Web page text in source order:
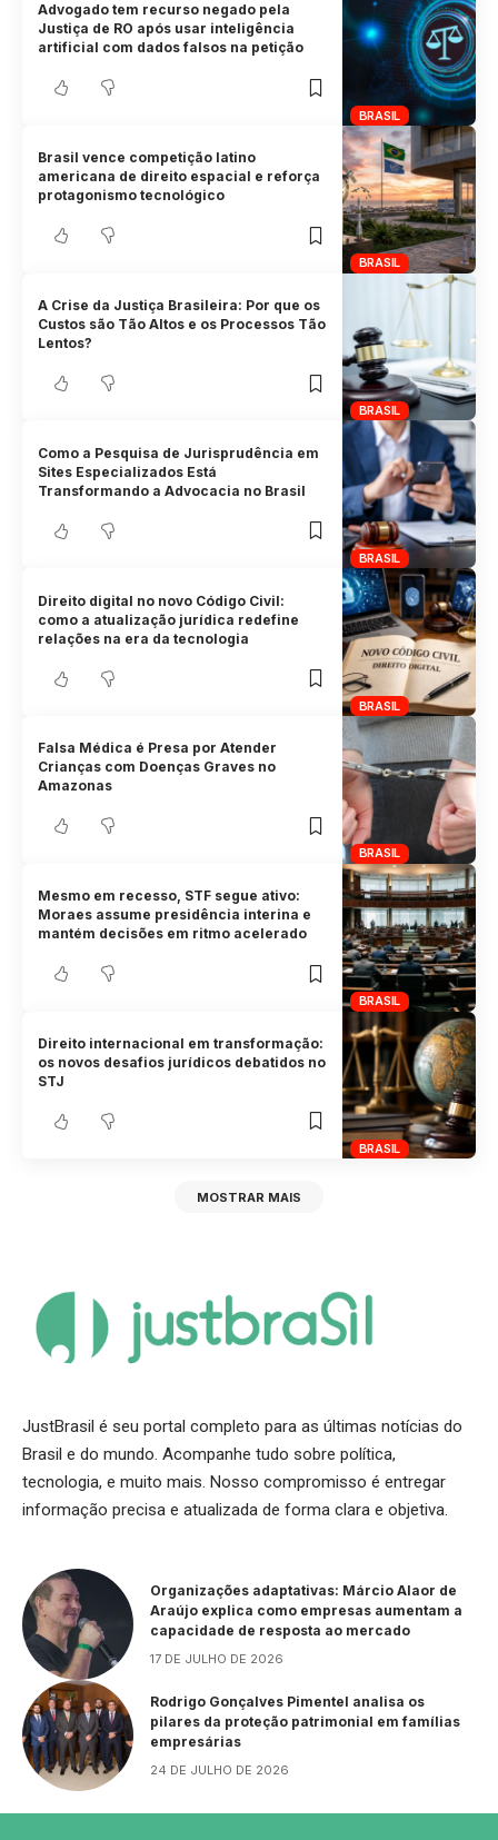
BRASIL
Advogado tem recurso negado pela
Justiça de RO após usar inteligência
artificial com dados falsos na petição
BRASIL
Brasil vence competição latino
americana de direito espacial e reforça
protagonismo tecnológico
BRASIL
A Crise da Justiça Brasileira: Por que os
Custos são Tão Altos e os Processos Tão
Lentos?
BRASIL
Como a Pesquisa de Jurisprudência em
Sites Especializados Está
Transformando a Advocacia no Brasil
BRASIL
Direito digital no novo Código Civil:
como a atualização jurídica redefine
relações na era da tecnologia
BRASIL
Falsa Médica é Presa por Atender
Crianças com Doenças Graves no
Amazonas
BRASIL
Mesmo em recesso, STF segue ativo:
Moraes assume presidência interina e
mantém decisões em ritmo acelerado
BRASIL
Direito internacional em transformação:
os novos desafios jurídicos debatidos no
STJ
MOSTRAR MAIS
JustBrasil é seu portal completo para as últimas notícias do
Brasil e do mundo. Acompanhe tudo sobre política,
tecnologia, e muito mais. Nosso compromisso é entregar
informação precisa e atualizada de forma clara e objetiva.
Organizações adaptativas: Márcio Alaor de
Araújo explica como empresas aumentam a
capacidade de resposta ao mercado
17 DE JULHO DE 2026
Rodrigo Gonçalves Pimentel analisa os
pilares da proteção patrimonial em famílias
empresárias
24 DE JULHO DE 2026